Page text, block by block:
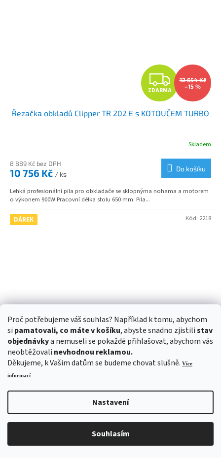
Proč potřebujeme váš souhlas? Například k tomu, abychom
si pamatovali, co máte v košíku, abyste snadno zjistilistav
objednávkya nemuseli se pokaždé přihlašovat, abychom vás
neobtěžovali nevhodnou reklamou.
Děkujeme, k Vašim datům se budeme chovat slušně. Více
informací
Nastavení
Souhlasím
Z
D
A
M
A
ZDARMA
12 654 Kč
–15 %
Řezačka obkladů Clipper TR 202 E s KOTOUČEM TURBO
Skladem
8 889 Kč bez DPH
10 756 Kč / ks
Do košíku
Lehká profesionální pila pro obkladače se sklopnýma nohama a motorem
o výkonem 900W.Pracovní délka stolu 650 mm. Pila...
DÁREK
Z
D
M
A
36 295 Kč
Kód: 2218